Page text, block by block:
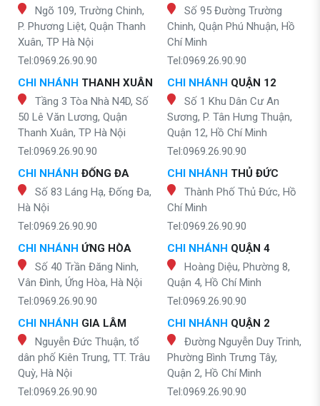
Ngõ 109, Trường Chinh,
P. Phương Liệt, Quận Thanh
Xuân, TP Hà Nội
Tel:0969.26.90.90
CHI NHÁNH THANH XUÂN
Tầng 3 Tòa Nhà N4D, Số
50 Lê Văn Lương, Quận
Thanh Xuân, TP Hà Nội
Tel:0969.26.90.90
CHI NHÁNH ĐỐNG ĐA
Số 83 Láng Hạ, Đống Đa,
Hà Nội
Tel:0969.26.90.90
CHI NHÁNH ỨNG HÒA
Số 40 Trần Đăng Ninh,
Vân Đình, Ứng Hòa, Hà Nội
Tel:0969.26.90.90
CHI NHÁNH GIA LÂM
Nguyễn Đức Thuận, tổ
dân phố Kiên Trung, TT. Trâu
Quỳ, Hà Nội
Tel:0969.26.90.90
Số 95 Đường Trường
Chinh, Quận Phú Nhuận, Hồ
Chí Minh
Tel:0969.26.90.90
CHI NHÁNH QUẬN 12
Số 1 Khu Dân Cư An
Sương, P. Tân Hưng Thuận,
Quận 12, Hồ Chí Minh
Tel:0969.26.90.90
CHI NHÁNH THỦ ĐỨC
Thành Phố Thủ Đức, Hồ
Chí Minh
Tel:0969.26.90.90
CHI NHÁNH QUẬN 4
Hoàng Diệu, Phường 8,
Quận 4, Hồ Chí Minh
Tel:0969.26.90.90
CHI NHÁNH QUẬN 2
Đường Nguyễn Duy Trinh,
Phường Bình Trưng Tây,
Quận 2, Hồ Chí Minh
Tel:0969.26.90.90